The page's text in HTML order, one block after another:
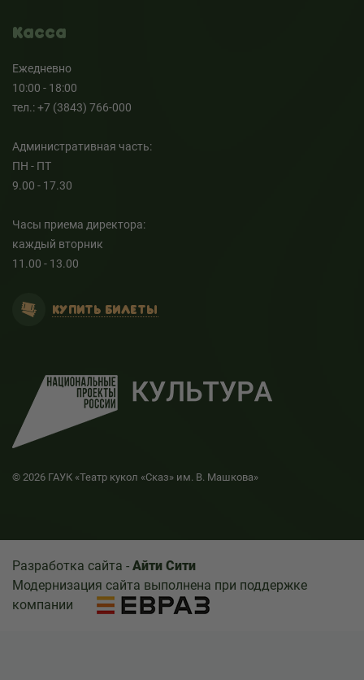
Касса
Ежедневно
10:00 - 18:00
тел.: +7 (3843) 766-000
Административная часть:
ПН - ПТ
9.00 - 17.30
Часы приема директора:
каждый вторник
11.00 - 13.00
КУПИТЬ БИЛЕТЫ
© 2026 ГАУК «Театр кукол «Сказ» им. В. Машкова»
Разработка сайта - Айти Сити
Модернизация сайта выполнена при поддержке
компании